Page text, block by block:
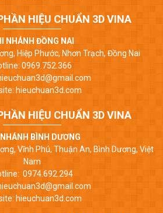
HIỆU CHUẨN 3D VINA
NHÁNH ĐỒNG NAI
Hiệp Phước, Nhơn Trạch, Đồng Nai
0969.752.366
hieuchuan3d.com
HIỆU CHUẨN 3D VINA
BÌNH DƯƠNG
Vĩnh Phú, Thuận An, Bình Dương, Việt
Nam
0974.692.294
hieuchuan3d.com